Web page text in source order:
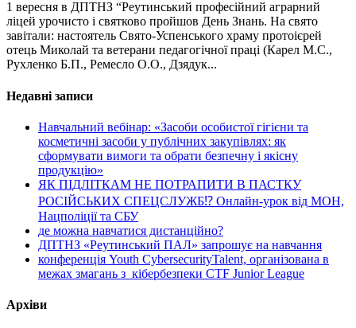
1 вересня в ДПТНЗ “Реутинський професійний аграрний
ліцей урочисто і святково пройшов День Знань. На свято
завітали: настоятель Свято-Успенського храму протоієрей
отець Миколай та ветерани педагогічної праці (Карел М.С.,
Рухленко Б.П., Ремесло О.О., Дзядук...
Недавні записи
Навчальний вебінар: «Засоби особистої гігієни та
косметичні засоби у публічних закупівлях: як
сформувати вимоги та обрати безпечну і якісну
продукцію»
ЯК ПІДЛІТКАМ НЕ ПОТРАПИТИ В ПАСТКУ
РОСІЙСЬКИХ СПЕЦСЛУЖБ⁉️ Онлайн-урок від МОН,
Нацполіції та СБУ
де можна навчатися дистанційно?
ДПТНЗ «Реутинський ПАЛ» запрошує на навчання
конференція Youth CybersecurityTalent, організована в
межах змагань з кібербезпеки CTF Junior League
Архіви